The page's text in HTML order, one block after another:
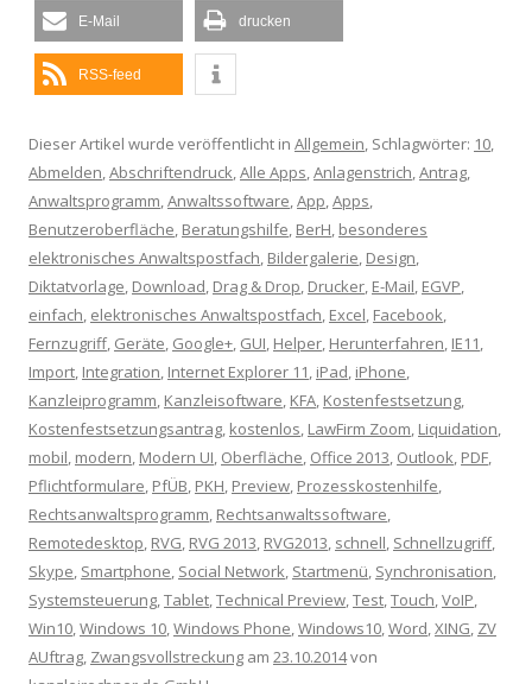
E-Mail drucken
RSS-feed
Dieser Artikel wurde veröffentlicht in Allgemein, Schlagwörter: 10,
Abmelden,Abschriftendruck,Alle Apps,Anlagenstrich,Antrag,
Anwaltsprogramm,Anwaltssoftware,App,Apps,
Benutzeroberfläche, Beratungshilfe, BerH, besonderes
elektronisches Anwaltspostfach, Bildergalerie, Design,
Diktatvorlage, Download, Drag & Drop, Drucker, E-Mail, EGVP,
einfach, elektronisches Anwaltspostfach, Excel, Facebook,
Fernzugriff, Geräte, Google+, GUI, Helper, Herunterfahren, IE11,
Import, Integration, Internet Explorer 11, iPad, iPhone,
Kanzleiprogramm, Kanzleisoftware, KFA, Kostenfestsetzung,
Kostenfestsetzungsantrag, kostenlos, LawFirm Zoom, Liquidation,
mobil, modern, Modern UI, Oberfläche, Office 2013, Outlook, PDF,
Pflichtformulare, PfÜB, PKH, Preview, Prozesskostenhilfe,
Rechtsanwaltsprogramm, Rechtsanwaltssoftware,
Remotedesktop, RVG, RVG 2013, RVG2013, schnell, Schnellzugriff,
Skype, Smartphone, Social Network, Startmenü, Synchronisation,
Systemsteuerung,Tablet,Technical Preview,Test,Touch,VoIP,
Win10,Windows 10,Windows Phone,Windows10,Word,XING, ZV
AUftrag, Zwangsvollstreckung am 23.10.2014von